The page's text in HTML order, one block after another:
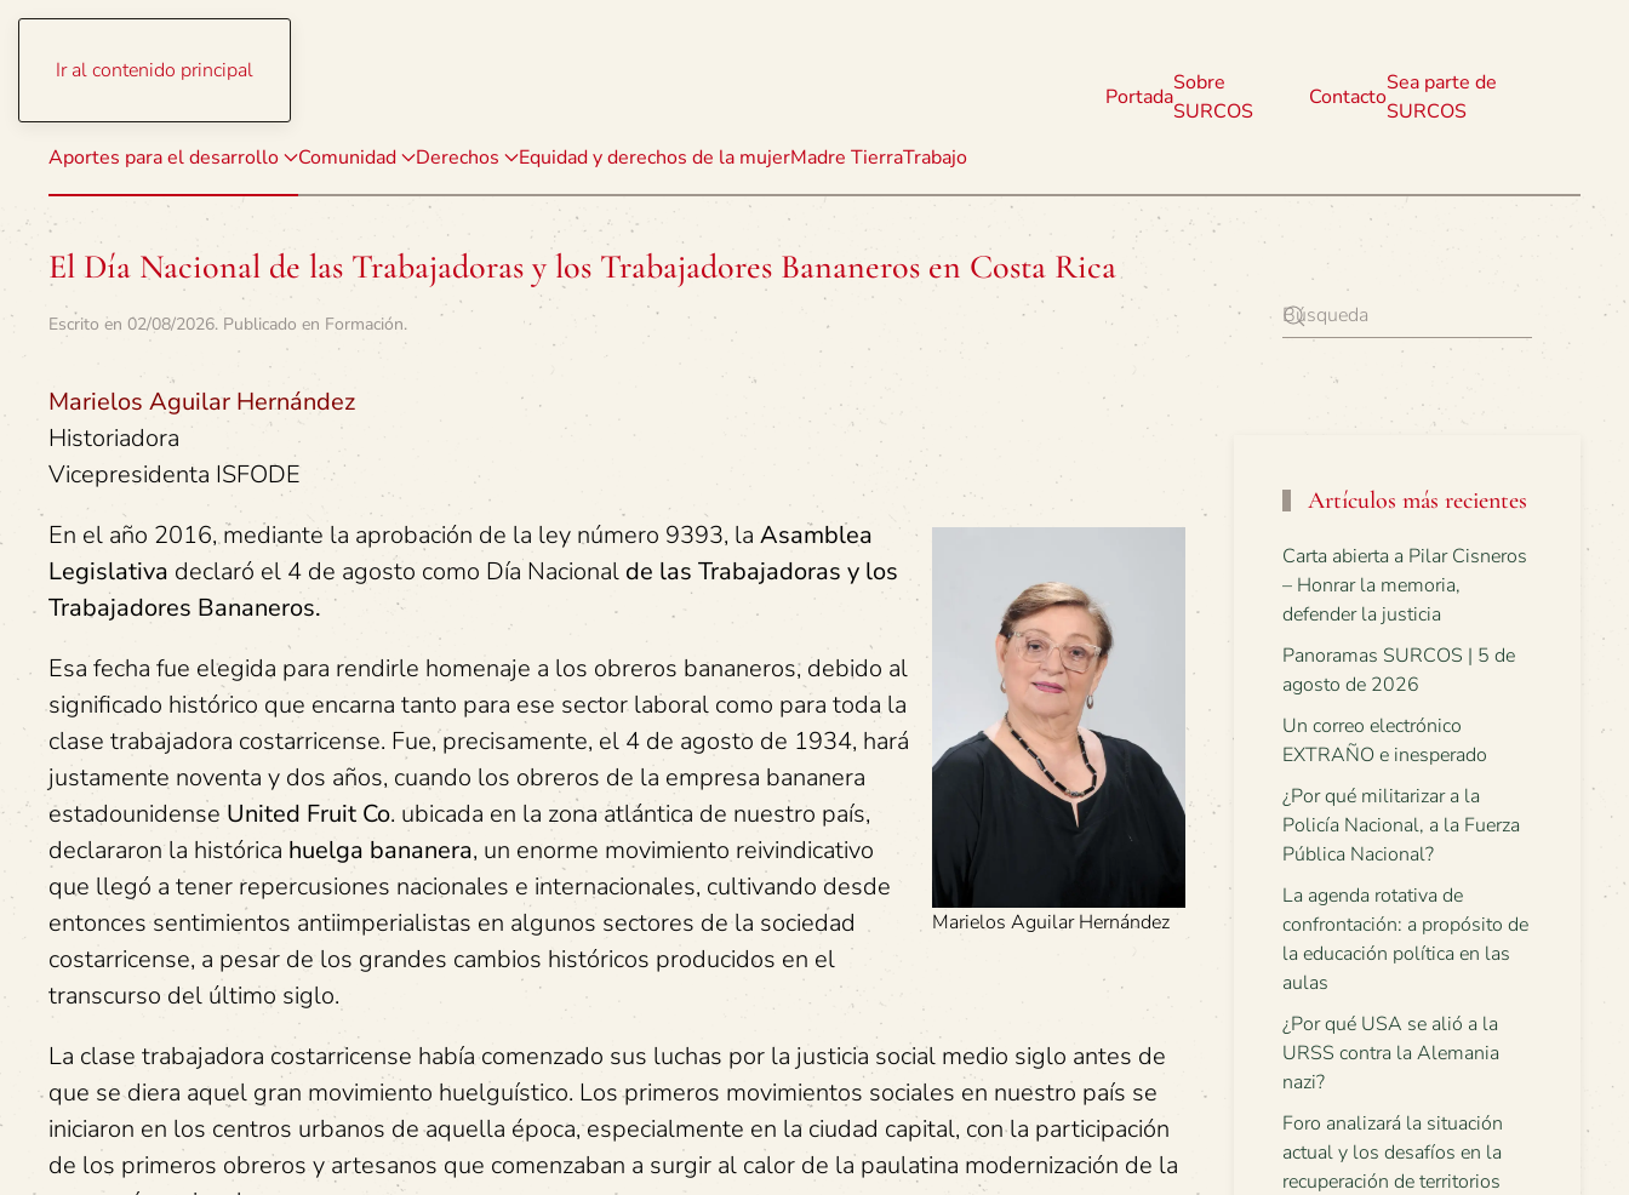
Ir al contenido principal
Aportes para el desarrollo Comunidad Derechos Equidad y derechos de la mujerMadre TierraTrabajo
Portada
Sobre
SURCOS
Contacto
Sea parte de
SURCOS
El Día Nacional de las Trabajadoras y los Trabajadores Bananeros en Costa Rica
Escrito en 02/08/2026. Publicado en Formación.
Marielos Aguilar Hernández
Historiadora
Vicepresidenta ISFODE
Marielos Aguilar Hernández
En el año 2016, mediante la aprobación de la ley número 9393, la Asamblea
Legislativa declaró el 4 de agosto como Día Nacional de las Trabajadoras y los
Trabajadores Bananeros.
Esa fecha fue elegida para rendirle homenaje a los obreros bananeros, debido al
significado histórico que encarna tanto para ese sector laboral como para toda la
clase trabajadora costarricense. Fue, precisamente, el 4 de agosto de 1934, hará
justamente noventa y dos años, cuando los obreros de la empresa bananera
estadounidenseUnited Fruit Co. ubicada en la zona atlántica de nuestro país,
declararon la histórica huelga bananera, un enorme movimiento reivindicativo
que llegó a tener repercusiones nacionales e internacionales, cultivando desde
entonces sentimientos antiimperialistas en algunos sectores de la sociedad
costarricense, a pesar de los grandes cambios históricos producidos en el
transcurso del último siglo.
La clase trabajadora costarricense había comenzado sus luchas por la justicia social medio siglo antes de
que se diera aquel gran movimiento huelguístico. Los primeros movimientos sociales en nuestro país se
iniciaron en los centros urbanos de aquella época, especialmente en la ciudad capital, con la participación
de los primeros obreros y artesanos que comenzaban a surgir al calor de la paulatina modernización de la
Artículos más recientes
Carta abierta a Pilar Cisneros
– Honrar la memoria,
defender la justicia
Panoramas SURCOS | 5 de
agosto de 2026
Un correo electrónico
EXTRAÑO e inesperado
¿Por qué militarizar a la
Policía Nacional, a la Fuerza
Pública Nacional?
La agenda rotativa de
confrontación: a propósito de
la educación política en las
aulas
¿Por qué USA se alió a la
URSS contra la Alemania
nazi?
Foro analizará la situación
actual y los desafíos en la
recuperación de territorios